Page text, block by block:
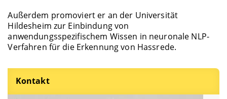
Außerdem promoviert er an der Universität
Hildesheim zur Einbindung von
anwendungsspezifischem Wissen in neuronale NLP-
Verfahren für die Erkennung von Hassrede.
Kontakt